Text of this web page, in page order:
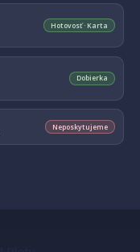
Hotovosť · Karta
Dobierka
Neposkytujeme